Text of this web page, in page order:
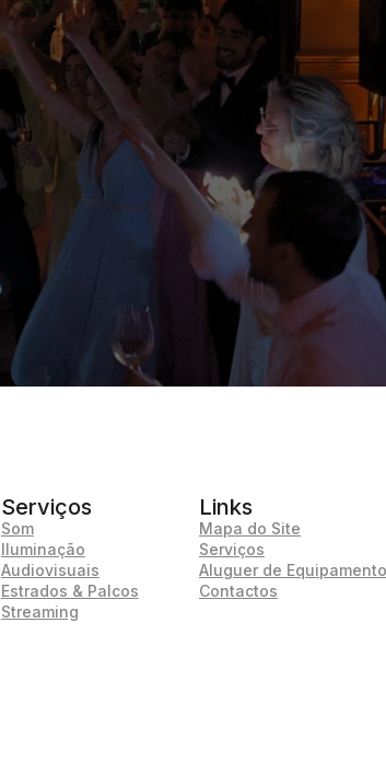
Serviços
Som
Iluminação
Audiovisuais
Estrados & Palcos
Streaming
Links
Mapa do Site
Serviços
Aluguer de Equipamento
Contactos